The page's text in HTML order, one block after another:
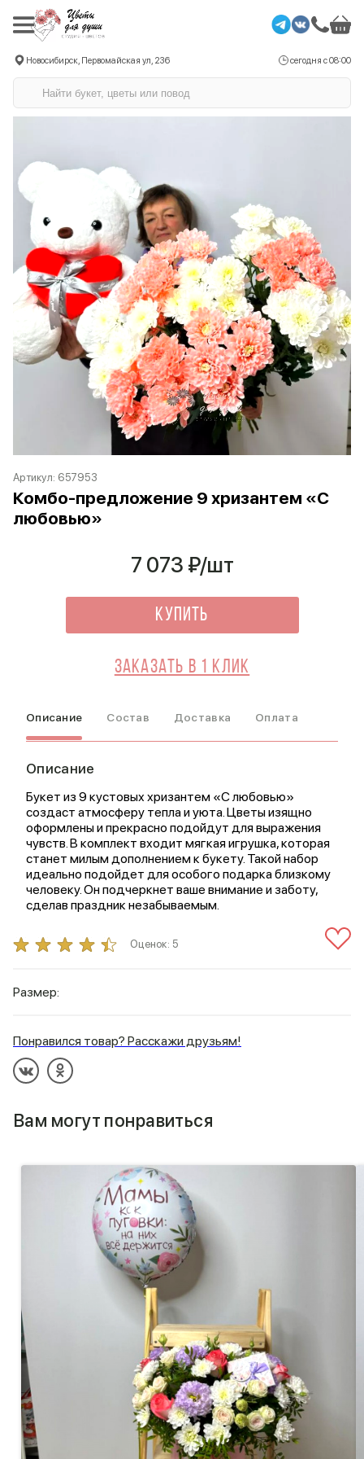
Новосибирск, Первомайская ул, 236 сегодня с 08:00
Артикул: 657953
Комбо-предложение 9 хризантем «С
любовью»
7 073 ₽/шт
Купить
Заказать в 1 клик
Описание Состав Доставка Оплата
Описание
Букет из 9 кустовых хризантем «С любовью»
создаст атмосферу тепла и уюта. Цветы изящно
оформлены и прекрасно подойдут для выражения
чувств. В комплект входит мягкая игрушка, которая
станет милым дополнением к букету. Такой набор
идеально подойдет для особого подарка близкому
человеку. Он подчеркнет ваше внимание и заботу,
сделав праздник незабываемым.
Оценок: 5
Размер:
Понравился товар? Расскажи друзьям!
Вам могут понравиться